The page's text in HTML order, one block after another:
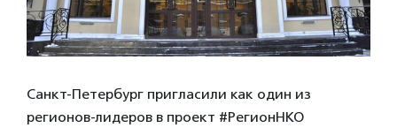
Санкт-Петербург пригласили как один из
регионов-лидеров в проект #РегионНКО